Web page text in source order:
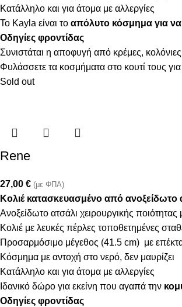
Κατάλληλο και για άτομα με αλλεργίες
Το Kayla είναι το απόλυτο κόσμημα για
Οδηγίες φροντίδας
Συνιστάται η αποφυγή από κρέμες,
Φυλάσσετε τα κοσμήματα στο κουτί τους
Sold out
Rene
27,00 € (με ΦΠΑ)
Κολιέ κατασκευασμένο από ανοξείδωτο
Ανοξείδωτο ατσάλι χειρουργικής
Κολιέ με λευκές πέρλες τοποθετημένες
Προσαρμόσιμο μέγεθος (41.5 cm) με
Κόσμημα με αντοχή στο νερό, δεν μαυρίζει
Κατάλληλο και για άτομα με αλλεργίες
Ιδανικό δώρο για εκείνη που αγαπά την
Οδηγίες φροντίδας